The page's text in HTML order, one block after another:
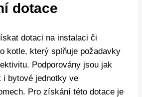
dotace
dotaci na instalaci či
kotle, který splňuje požadavky
Podporovány jsou jak
i bytové jednotky ve
Pro získání této dotace je